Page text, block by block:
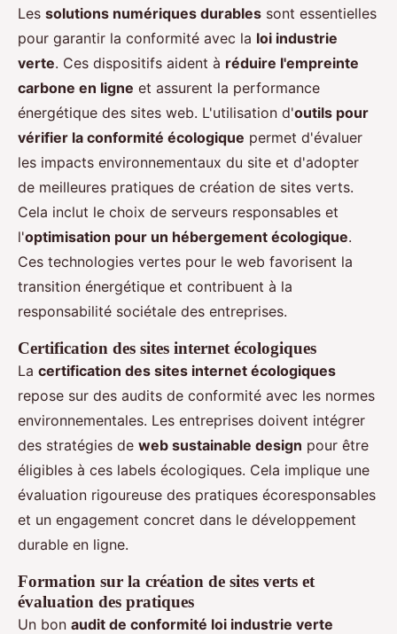
Les solutions numériques durables sont essentielles
pour garantir la conformité avec la loi industrie
verte. Ces dispositifs aident à réduire l'empreinte
carbone en ligne et assurent la performance
énergétique des sites web. L'utilisation d'outils pour
vérifier la conformité écologique permet d'évaluer
les impacts environnementaux du site et d'adopter
de meilleures pratiques de création de sites verts.
Cela inclut le choix de serveurs responsables et
l'optimisation pour un hébergement écologique.
Ces technologies vertes pour le web favorisent la
transition énergétique et contribuent à la
responsabilité sociétale des entreprises.
Certification des sites internet écologiques
La certification des sites internet écologiques
repose sur des audits de conformité avec les normes
environnementales. Les entreprises doivent intégrer
des stratégies de web sustainable design pour être
éligibles à ces labels écologiques. Cela implique une
évaluation rigoureuse des pratiques écoresponsables
et un engagement concret dans le développement
durable en ligne.
Formation sur la création de sites verts et
évaluation des pratiques
Un bon audit de conformité loi industrie verte